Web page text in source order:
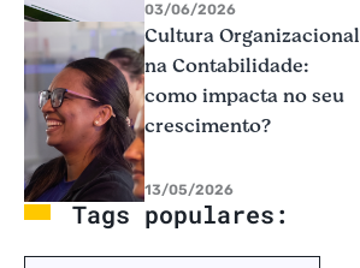
03/06/2026
Cultura Organizacional
na Contabilidade:
como impacta no seu
crescimento?
13/05/2026
Tags populares: